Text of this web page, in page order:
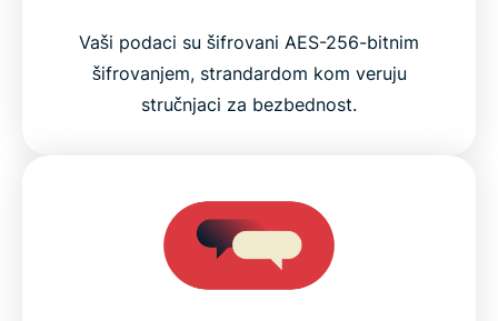
Vaši podaci su šifrovani AES-256-bitnim
šifrovanjem, strandardom kom veruju
stručnjaci za bezbednost.